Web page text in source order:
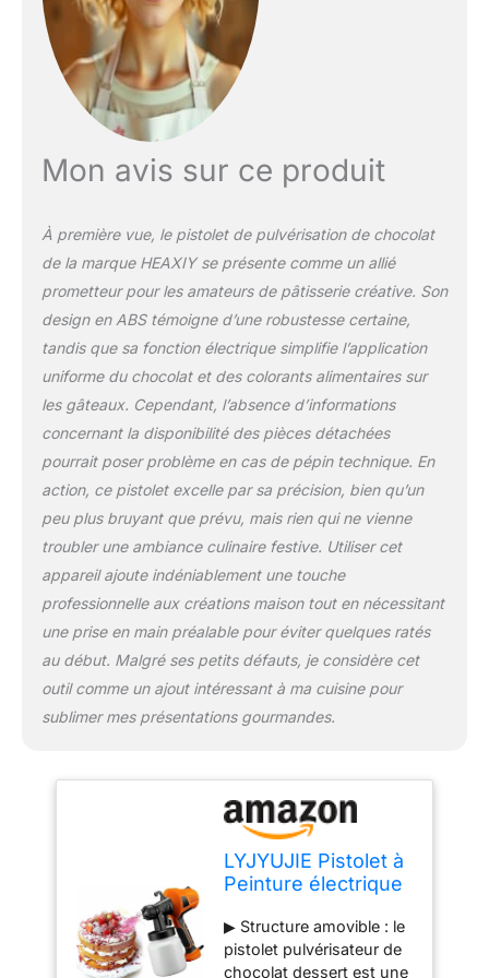
qui régule la production
de chocolat, garantissant
une pulvérisation
uniforme et économisant
l'utiliser pour toutes
sortes de travaux et de
besoins. ▶ Facile à
utiliser et à nettoyer :
pistolet pulvérisateur
amélioré, réglable sur 3
modes de pulvérisation
différents : horizontal,
vertical et circulaire,
principalement utilisé
pour la décoration en
spray au chocolat et la
décoration de plats
créatifs, la décoration de
gâteaux, facile et simple,
produit de beaux effets.
▶ Profitez du plaisir de la
pistolet pulvérisateur de
décoration de gâteaux
peut être utilisé pour
décorer des gâteaux, du
et des gâteaux
pâtisserie.Lorsque vous
avez de bonnes idées de
desserts, vous pouvez
utiliser ce pistolet
pulvérisateur pour les
applications : il peut
également être utilisé
Mon avis sur ce produit
À première vue, le pistolet de pulvérisation de chocolat
de la marque HEAXIY se présente comme un allié
prometteur pour les amateurs de pâtisserie créative. Son
design en ABS témoigne d’une robustesse certaine,
tandis que sa fonction électrique simplifie l’application
uniforme du chocolat et des colorants alimentaires sur
les gâteaux. Cependant, l’absence d’informations
concernant la disponibilité des pièces détachées
pourrait poser problème en cas de pépin technique. En
action, ce pistolet excelle par sa précision, bien qu’un
peu plus bruyant que prévu, mais rien qui ne vienne
troubler une ambiance culinaire festive. Utiliser cet
appareil ajoute indéniablement une touche
professionnelle aux créations maison tout en nécessitant
une prise en main préalable pour éviter quelques ratés
au début. Malgré ses petits défauts, je considère cet
outil comme un ajout intéressant à ma cuisine pour
sublimer mes présentations gourmandes.
LYJYUJIE Pistolet à
Peinture électrique
de décoration de
gâteaux avec 3
▶ Structure amovible : le
pistolet pulvérisateur de
chocolat dessert est une